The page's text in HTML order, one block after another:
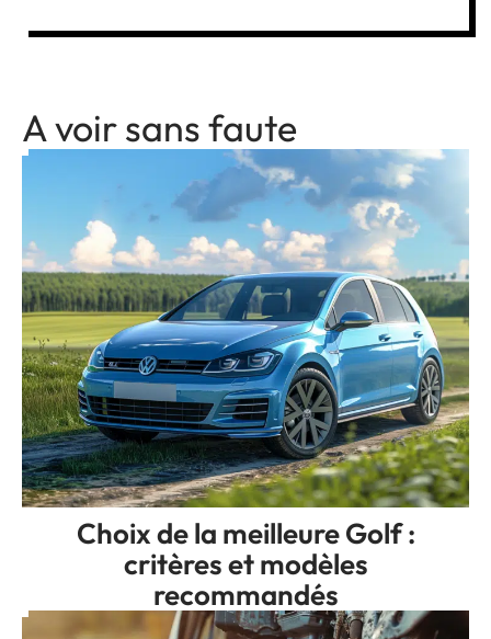
A voir sans faute
Choix de la meilleure Golf :
critères et modèles
recommandés